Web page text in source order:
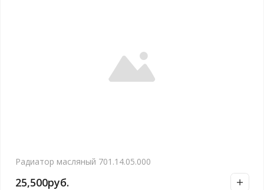
Радиатор масляный 701.14.05.000
25,500руб.